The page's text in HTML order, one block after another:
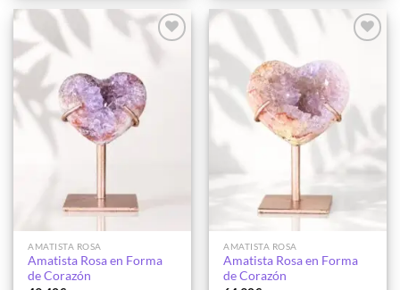
AMATISTA ROSA
Amatista Rosa en Forma
de Corazón
AMATISTA ROSA
Amatista Rosa en Forma
de Corazón